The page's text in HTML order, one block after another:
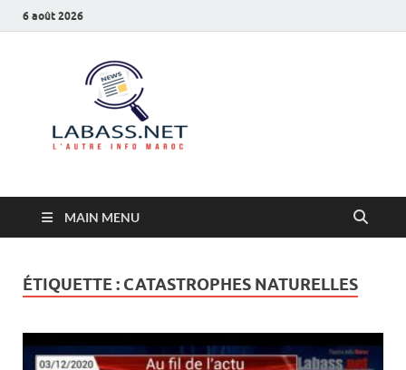
6 août 2026
MAIN MENU
ÉTIQUETTE : CATASTROPHES NATURELLES